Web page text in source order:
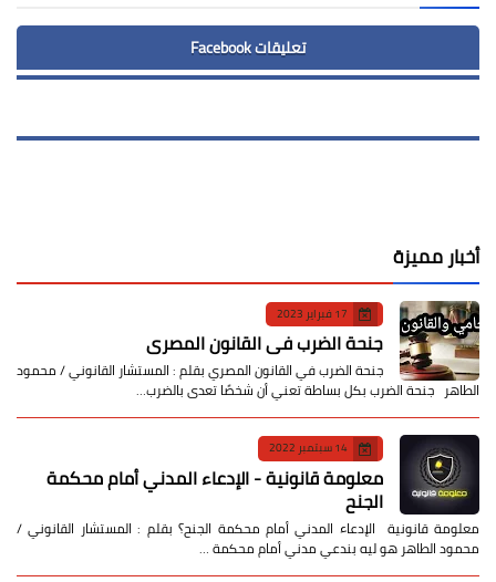
تعليقات Facebook
أخبار مميزة
17 فبراير 2023
جنحة الضرب في القانون المصري
جنحة الضرب في القانون المصري بقلم : المستشار القانوني / محمود
الطاهر جنحة الضرب بكل بساطة تعني أن شخصًا تعدى بالضرب…
14 سبتمبر 2022
معلومة قانونية - الإدعاء المدني أمام محكمة
الجنح
معلومة قانونية الإدعاء المدني أمام محكمة الجنح؟ بقلم : المستشار القانوني /
محمود الطاهر هو ليه بندعي مدني أمام محكمة …